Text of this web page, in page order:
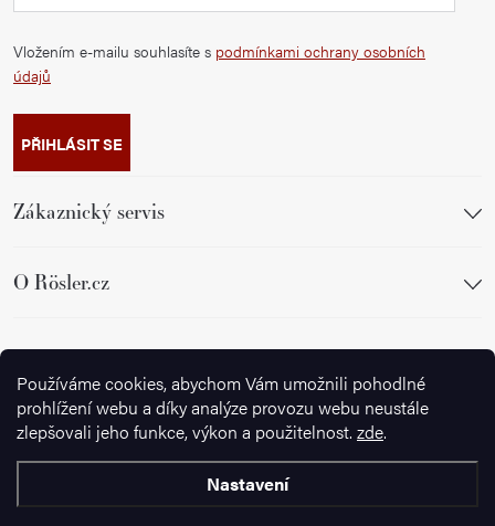
Používáme cookies, abychom Vám umožnili pohodlné
prohlížení webu a díky analýze provozu webu neustále
zlepšovali jeho funkce, výkon a použitelnost. zde.
Nastavení
Vložením e-mailu souhlasíte s podmínkami ochrany osobních
údajů
PŘIHLÁSIT SE
Zákaznický servis
O Rösler.cz
Sledujte nás